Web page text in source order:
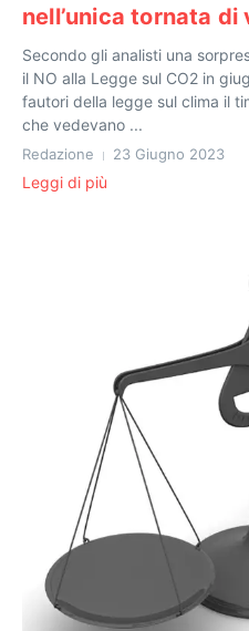
nell’unica tornata di
Secondo gli analisti una
il NO alla Legge sul CO2 in
fautori della legge sul clima il
che vedevano ...
Redazione 23 Giugno 2023
Leggi di più